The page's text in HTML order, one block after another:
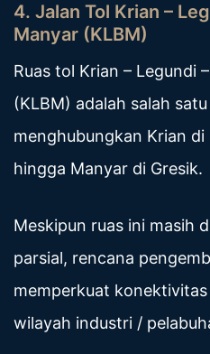
4. Jalan Tol Krian –
Manyar (KLBM)
Ruas tol Krian – Legundi
(KLBM) adalah salah
menghubungkan Krian
hingga Manyar di Gresik.
Meskipun ruas ini masih
parsial, rencana
memperkuat
wilayah industri /